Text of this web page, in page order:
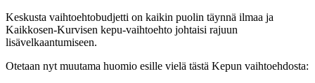
Keskusta vaihtoehtobudjetti on kaikin puolin täynnä ilmaa ja
Kaikkosen-Kurvisen kepu-vaihtoehto johtaisi rajuun
lisävelkaantumiseen.
Otetaan nyt muutama huomio esille vielä tästä Kepun vaihtoehdosta: